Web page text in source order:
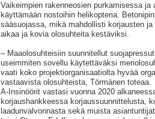
Vaikeimpien rakenneosien purkamisessa ja
käyttämään nostoihin helikopteria.
sääsuojassa, mikä mahdollisti korjausten
aikaa ja kovia olosuhteita kestäviksi.
– Maaolosuhteisiin suunnitellut
useimmiten sovellu käytettäväksi
vaati koko projektiorganisaatiolta hyvää
vastaavista olosuhteista, Törmänen toteaa.
A-Insinöörit vastasi vuonna 2020
korjaushankkeessa korjaussuunnittelusta,
laadunvalvonnasta sekä muista